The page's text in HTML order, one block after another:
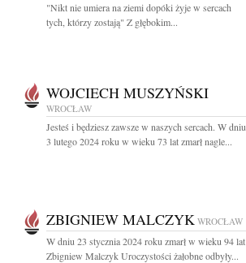
"Nikt nie umiera na ziemi dopóki żyje w sercach
tych, którzy zostają" Z głębokim...
WOJCIECH MUSZYŃSKI
WROCŁAW
Jesteś i będziesz zawsze w naszych sercach. W dniu
3 lutego 2024 roku w wieku 73 lat zmarł nagle...
ZBIGNIEW MALCZYK WROCŁAW
W dniu 23 stycznia 2024 roku zmarł w wieku 94 lat
Zbigniew Malczyk Uroczystości żałobne odbyły...